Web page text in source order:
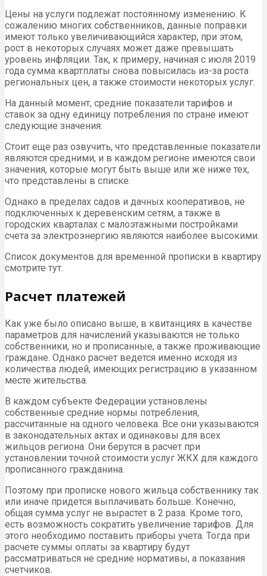
Цены на услуги подлежат постоянному изменению. К
сожалению многих собственников, данные поправки
имеют только увеличивающийся характер, при этом,
рост в некоторых случаях может даже превышать
уровень инфляции. Так, к примеру, начиная с июля 2019
года сумма квартплаты снова повысилась из-за роста
региональных цен, а также стоимости некоторых услуг.
На данный момент, средние показатели тарифов и
ставок за одну единицу потребления по стране имеют
следующие значения:
Стоит еще раз озвучить, что представленные показатели
являются средними, и в каждом регионе имеются свои
значения, которые могут быть выше или же ниже тех,
что представлены в списке.
Однако в пределах садов и дачных кооперативов, не
подключенных к деревенским сетям, а также в
городских кварталах с малоэтажными постройками
счета за электроэнергию являются наиболее высокими.
Список документов для временной прописки в квартиру
смотрите тут.
Расчет платежей
Как уже было описано выше, в квитанциях в качестве
параметров для начислений указываются не только
собственники, но и прописанные, а также проживающие
граждане. Однако расчет ведется именно исходя из
количества людей, имеющих регистрацию в указанном
месте жительства.
В каждом субъекте Федерации установлены
собственные средние нормы потребления,
рассчитанные на одного человека. Все они указываются
в законодательных актах и одинаковы для всех
жильцов региона. Они берутся в расчет при
установлении точной стоимости услуг ЖКХ для каждого
прописанного гражданина.
Поэтому при прописке нового жильца собственнику так
или иначе придется выплачивать больше. Конечно,
общая сумма услуг не вырастет в 2 раза. Кроме того,
есть возможность сократить увеличение тарифов. Для
этого необходимо поставить приборы учета. Тогда при
расчете суммы оплаты за квартиру будут
рассматриваться не средние нормативы, а показания
счетчиков.